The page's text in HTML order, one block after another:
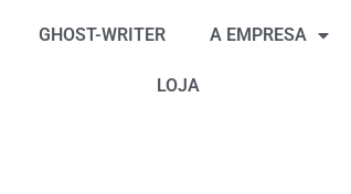
GHOST-WRITER A EMPRESA
LOJA
por
mais